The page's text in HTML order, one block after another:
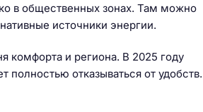
в общественных зонах. Там можно
источники энергии.
комфорта и региона. В 2025 году
полностью отказываться от удобств.